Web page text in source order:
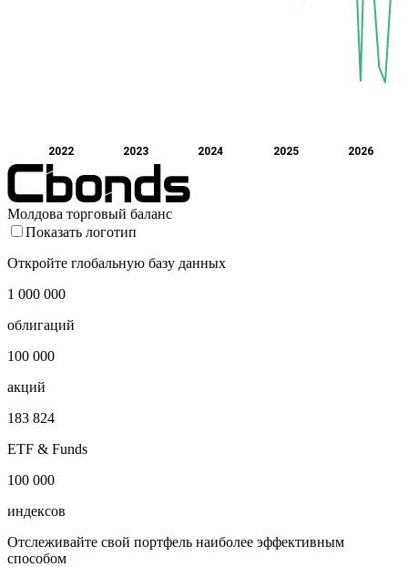
2022 2023 2024 2025 2026
Молдова торговый баланс
Показать логотип
Откройте глобальную базу данных
1 000 000
облигаций
100 000
акций
183 824
ETF & Funds
100 000
индексов
Отслеживайте свой портфель наиболее эффективным
способом